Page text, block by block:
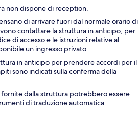
non dispone di reception.
di arrivare fuori dal normale orario di
contattare la struttura in anticipo, per
di accesso e le istruzioni relative al
un ingresso privato.
in anticipo per prendere accordi per il
sono indicati sulla conferma della
fornite dalla struttura potrebbero essere
di traduzione automatica.